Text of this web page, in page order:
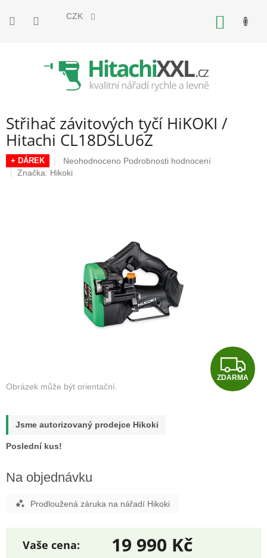
obsah
CZK
Střihač závitových tyčí HiKOKI /
Hitachi CL18DSLU6Z
+ DÁREK
Průměrné
hodnocení
Neohodnoceno Podrobnosti hodnocení
Značka: Hikoki
Z
D
ZDARMA
Jsme autorizovaný prodejce Hikoki
Poslední kus!
Na objednávku
Prodloužená záruka na nářadí Hikoki
19 990 Kč